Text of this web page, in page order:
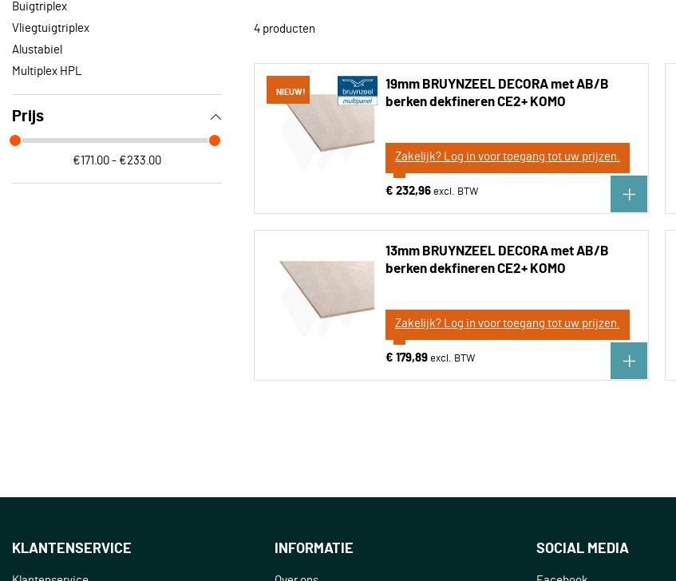
4producten
NIEUW!
19mm BRUYNZEEL DECORA met AB/B
berken dekfineren CE2+ KOMO
Zakelijk? Log in voor toegang tot uw prijzen.
€ 232,96
13mm BRUYNZEEL DECORA met AB/B
berken dekfineren CE2+ KOMO
Zakelijk? Log in voor toegang tot uw prijzen.
€ 179,89
Buigtriplex
Vliegtuigtriplex
Alustabiel
Multiplex HPL
Prijs
€171.00 - €233.00
KLANTENSERVICE INFORMATIE SOCIAL MEDIA